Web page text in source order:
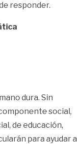
responder.
dura. Sin
social,
de educación,
para ayudar a